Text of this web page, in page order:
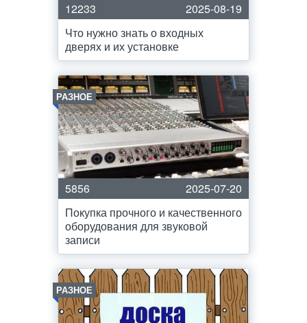
12233
2025-08-19
Что нужно знать о входных
дверях и их установке
РАЗНОЕ
5856
2025-07-20
Покупка прочного и качественного
оборудования для звуковой
записи
РАЗНОЕ